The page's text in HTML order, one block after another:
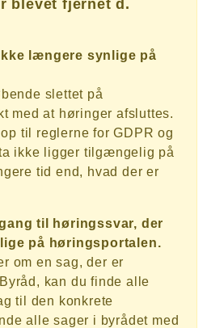
blevet fjernet d.
længere synlige på
slettet på
med at høringer afsluttes.
til reglerne for GDPR og
ikke ligger tilgængelig på
tid end, hvad der er
til høringssvar, der
på høringsportalen.
om en sag, der er
kan du finde alle
til den konkrete
alle sager i byrådet med